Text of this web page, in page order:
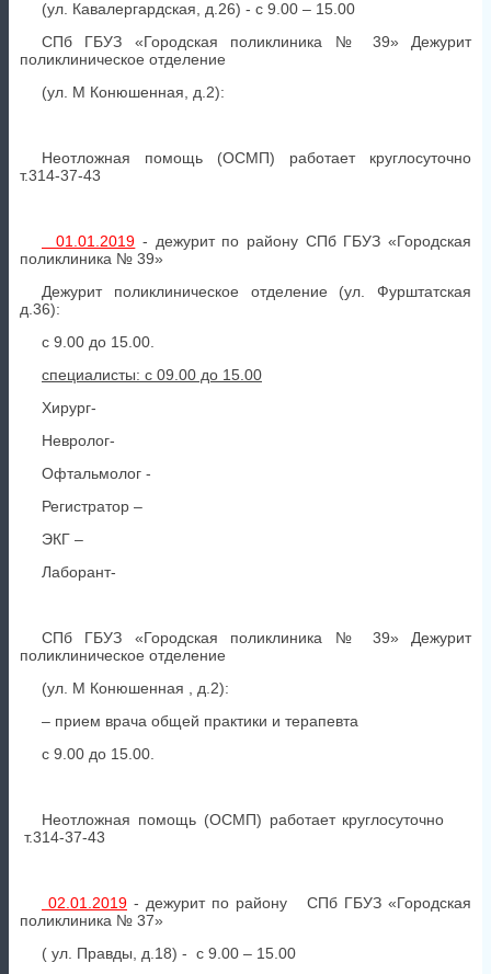
(ул. Кавалергардская, д.26) - с 9.00 – 15.00
СПб ГБУЗ «Городская поликлиника № 39» Дежурит
поликлиническое отделение
(ул. М Конюшенная, д.2):
Неотложная помощь (ОСМП) работает круглосуточно
т.314-37-43
01.01.2019 - дежурит по району СПб ГБУЗ «Городская
поликлиника № 39»
Дежурит поликлиническое отделение (ул. Фурштатская
д.36):
с 9.00 до 15.00.
специалисты: с 09.00 до 15.00
Хирург-
Невролог-
Офтальмолог -
Регистратор –
ЭКГ –
Лаборант-
СПб ГБУЗ «Городская поликлиника № 39» Дежурит
поликлиническое отделение
(ул. М Конюшенная , д.2):
– прием врача общей практики и терапевта
с 9.00 до 15.00.
Неотложная помощь (ОСМП) работает круглосуточно
т.314-37-43
02.01.2019 - дежурит по району СПб ГБУЗ «Городская
поликлиника № 37»
( ул. Правды, д.18) - с 9.00 – 15.00